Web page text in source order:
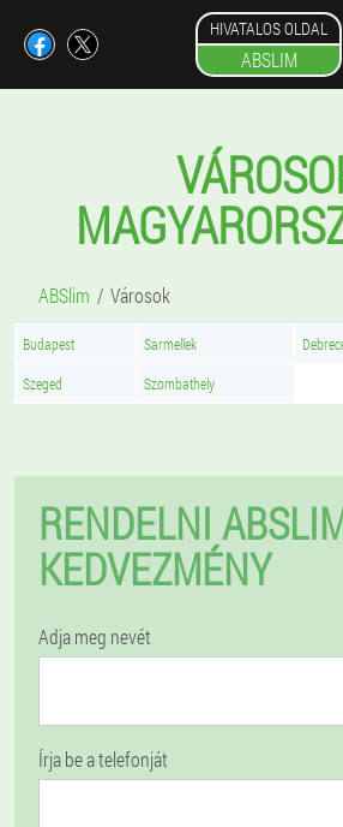
HIVATALOS OLDAL
ABSLIM
ABSlim Városok
Budapest Sarmellek
Szeged Szombathely
RENDELNI
KEDVEZMÉNY
Adja meg nevét
Írja be a telefonját